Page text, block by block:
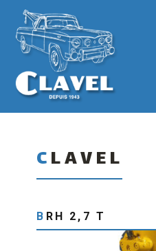
CLAVEL
BRH 2,7 T